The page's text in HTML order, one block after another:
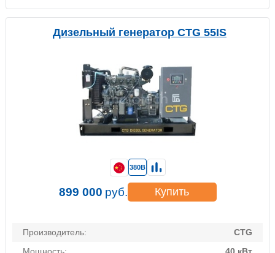
Дизельный генератор CTG 55IS
Производитель:
CTG
380В
899 000 руб. Купить